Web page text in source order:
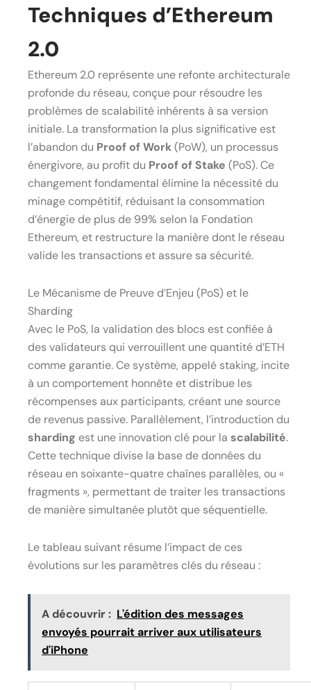
Techniques d’Ethereum
2.0
Ethereum 2.0 représente une refonte architecturale
profonde du réseau, conçue pour résoudre les
problèmes de scalabilité inhérents à sa version
initiale. La transformation la plus significative est
l’abandon du Proof of Work(PoW), un processus
énergivore, au profit du Proof of Stake (PoS). Ce
changement fondamental élimine la nécessité du
minage compétitif, réduisant la consommation
d’énergie de plus de 99% selon la Fondation
Ethereum, et restructure la manière dont le réseau
valide les transactions et assure sa sécurité.
Le Mécanisme de Preuve d’Enjeu (PoS) et le
Sharding
Avec le PoS, la validation des blocs est confiée à
des validateurs qui verrouillent une quantité d’ETH
comme garantie. Ce système, appelé staking, incite
à un comportement honnête et distribue les
récompenses aux participants, créant une source
de revenus passive. Parallèlement, l’introduction du
sharding est une innovation clé pour la scalabilité.
Cette technique divise la base de données du
réseau en soixante-quatre chaînes parallèles, ou «
fragments », permettant de traiter les transactions
de manière simultanée plutôt que séquentielle.
Le tableau suivant résume l’impact de ces
évolutions sur les paramètres clés du réseau :
A découvrir : L'édition des messages
envoyés pourrait arriver aux utilisateurs
d'iPhone